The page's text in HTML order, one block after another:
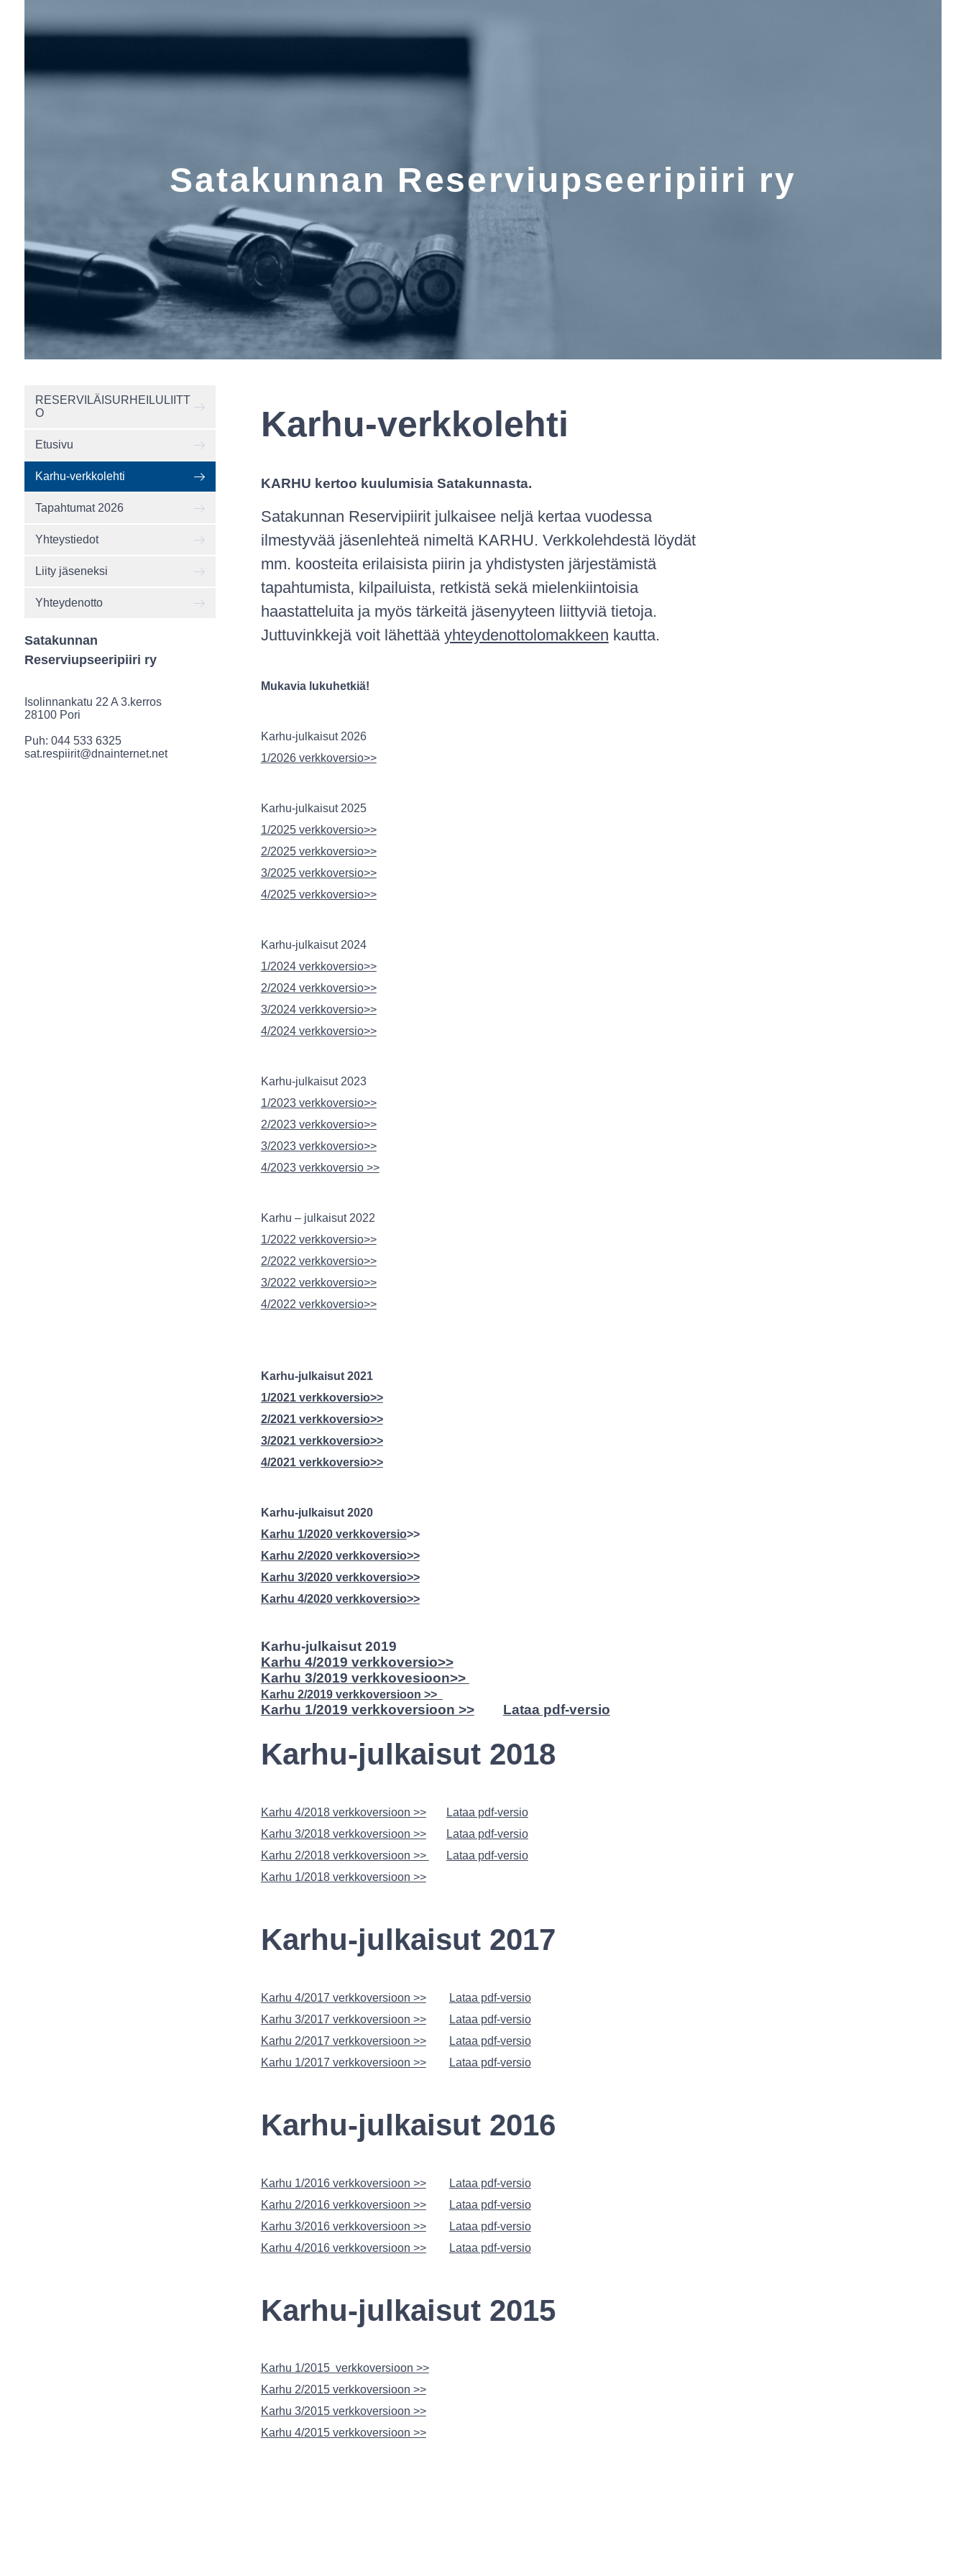
Satakunnan Reserviupseeripiiri ry
RESERVILÄISURHEILULIITT
O
Etusivu
Karhu-verkkolehti
Tapahtumat 2026
Yhteystiedot
Liity jäseneksi
Yhteydenotto
Satakunnan
Reserviupseeripiiri ry
Isolinnankatu 22 A 3.kerros
28100 Pori
Puh: 044 533 6325
sat.respiirit@dnainternet.net
Karhu-verkkolehti
KARHU kertoo kuulumisia Satakunnasta.
Satakunnan Reservipiirit julkaisee neljä kertaa vuodessa
ilmestyvää jäsenlehteä nimeltä KARHU. Verkkolehdestä löydät
mm. koosteita erilaisista piirin ja yhdistysten järjestämistä
tapahtumista, kilpailuista, retkistä sekä mielenkiintoisia
haastatteluita ja myös tärkeitä jäsenyyteen liittyviä tietoja.
Juttuvinkkejä voit lähettää yhteydenottolomakkeen kautta.
Mukavia lukuhetkiä!
Karhu-julkaisut 2026
1/2026 verkkoversio>>
Karhu-julkaisut 2025
1/2025 verkkoversio>>
2/2025 verkkoversio>>
3/2025 verkkoversio>>
4/2025 verkkoversio>>
Karhu-julkaisut 2024
1/2024 verkkoversio>>
2/2024 verkkoversio>>
3/2024 verkkoversio>>
4/2024 verkkoversio>>
Karhu-julkaisut 2023
1/2023 verkkoversio>>
2/2023 verkkoversio>>
3/2023 verkkoversio>>
4/2023 verkkoversio >>
Karhu – julkaisut 2022
1/2022 verkkoversio>>
2/2022 verkkoversio>>
3/2022 verkkoversio>>
4/2022 verkkoversio>>
Karhu-julkaisut 2021
1/2021 verkkoversio>>
2/2021 verkkoversio>>
3/2021 verkkoversio>>
4/2021 verkkoversio>>
Karhu-julkaisut 2020
Karhu 1/2020 verkkoversio>>
Karhu 2/2020 verkkoversio>>
Karhu 3/2020 verkkoversio>>
Karhu 4/2020 verkkoversio>>
Karhu-julkaisut 2019
Karhu 4/2019 verkkoversio>>
Karhu 3/2019 verkkovesioon>>
Karhu 2/2019 verkkoversioon >>
Karhu 1/2019 verkkoversioon >> Lataa pdf-versio
Karhu-julkaisut 2018
Karhu 4/2018 verkkoversioon >>
Lataa pdf-versio
Karhu 3/2018 verkkoversioon >>
Lataa pdf-versio
Karhu 2/2018 verkkoversioon >>
Lataa pdf-versio
Karhu 1/2018 verkkoversioon >>
Karhu-julkaisut 2017
Karhu 4/2017 verkkoversioon >>
Lataa pdf-versio
Karhu 3/2017 verkkoversioon >>
Lataa pdf-versio
Karhu 2/2017 verkkoversioon >>
Lataa pdf-versio
Karhu 1/2017 verkkoversioon >>
Lataa pdf-versio
Karhu-julkaisut 2016
Karhu 1/2016 verkkoversioon >>
Lataa pdf-versio
Karhu 2/2016 verkkoversioon >>
Lataa pdf-versio
Karhu 3/2016 verkkoversioon >>
Lataa pdf-versio
Karhu 4/2016 verkkoversioon >>
Lataa pdf-versio
Karhu-julkaisut 2015
Karhu 1/2015 verkkoversioon >>
Karhu 2/2015 verkkoversioon >>
Karhu 3/2015 verkkoversioon >>
Karhu 4/2015 verkkoversioon >>